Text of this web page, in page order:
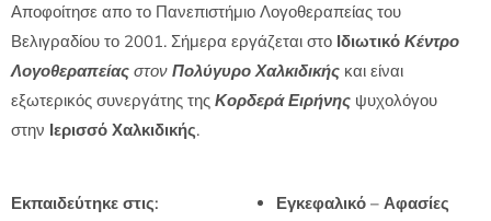
Αποφοίτησε απο το Πανεπιστήμιο Λογοθεραπείας του
Βελιγραδίου το 2001. Σήμερα εργάζεται στο Ιδιωτικό Κέντρο
Λογοθεραπείας στον Πολύγυρο Χαλκιδικής και είναι
εξωτερικός συνεργάτης της Κορδερά Ειρήνης ψυχολόγου
στην Ιερισσό Χαλκιδικής.
Εκπαιδεύτηκε στις:
Εγκεφαλικό – Αφασίες